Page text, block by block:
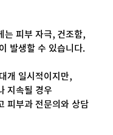
는 피부 자극, 건조함,
발생할 수 있습니다.
개 일시적이지만,
지속될 경우
피부과 전문의와 상담